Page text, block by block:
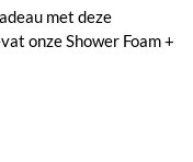
met deze
onze Shower Foam +